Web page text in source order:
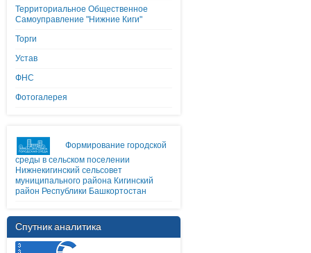
Территориальное Общественное
Самоуправление "Нижние Киги"
Торги
Устав
ФНС
Фотогалерея
Формирование городской
среды в сельском поселении
Нижнекигинский сельсовет
муниципального района Кигинский
район Республики Башкортостан
Спутник аналитика